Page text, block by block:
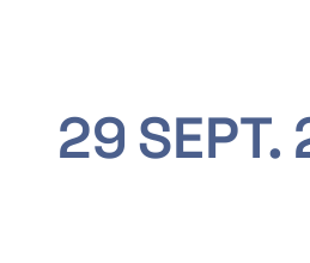
29SEPT.